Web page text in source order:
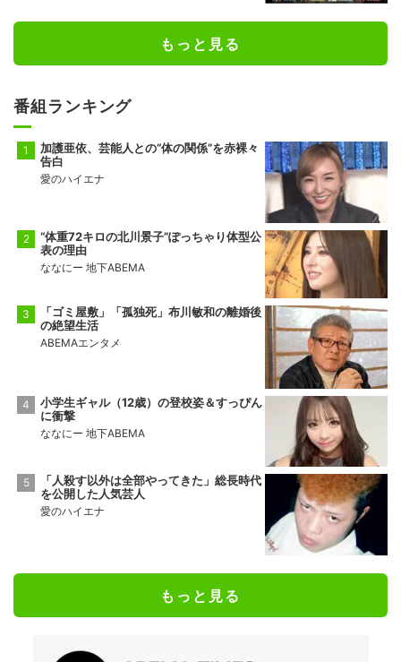
もっと見る
番組ランキング
加護亜依、芸能人との“体の関係”を赤裸々
告白
愛のハイエナ
“体重72キロの北川景子”ぽっちゃり体型公
表の理由
ななにー 地下ABEMA
「ゴミ屋敷」「孤独死」布川敏和の離婚後
の絶望生活
ABEMAエンタメ
小学生ギャル（12歳）の登校姿＆すっぴん
に衝撃
ななにー 地下ABEMA
「人殺す以外は全部やってきた」総長時代
を公開した人気芸人
愛のハイエナ
もっと見る